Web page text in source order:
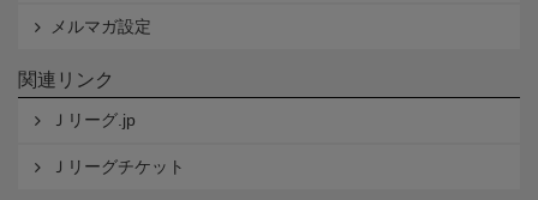
メルマガ設定
関連リンク
Ｊリーグ.jp
Ｊリーグチケット